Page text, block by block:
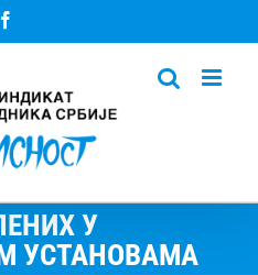
У
УСТАНОВАМА